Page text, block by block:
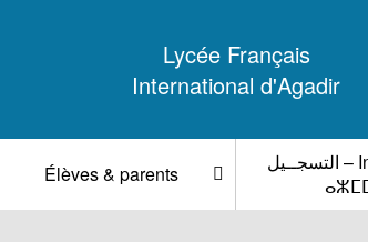
Lycée Français
International d'Agadir
Élèves & parents
التسجــيل – Inscription –